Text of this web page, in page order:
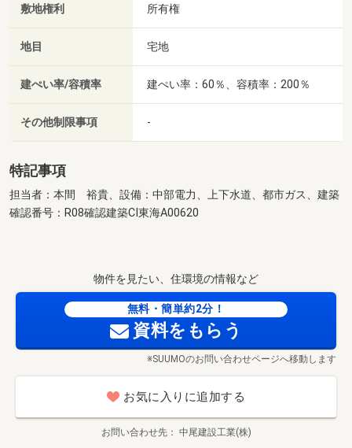
敷地権利 所有権
地目 宅地
建ぺい率/容積率 建ぺい率：60％、容積率：200％
その他制限事項 -
特記事項
担当者：本間 裕貴、設備：中部電力、上下水道、都市ガス、建築
確認番号：R08確認建築CI東海A00620
物件を見たい、住環境の情報など
無料・簡単約2分！
資料をもらう
※SUUMOのお問い合わせページへ移動します
お気に入りに追加する
お問い合わせ先 中尾建設工業(株)